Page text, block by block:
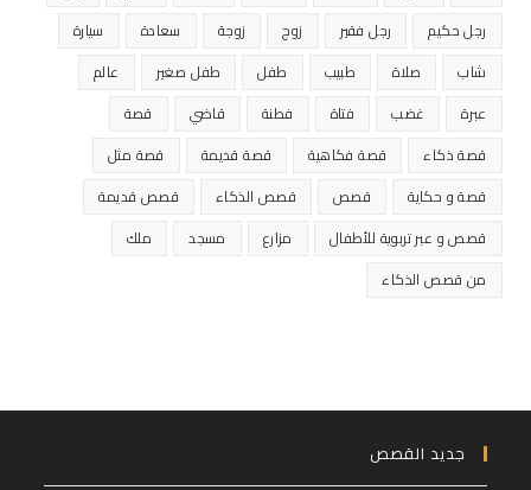
رجل حكيم
رجل فقير زوج زوجة سعادة
سيارة
شاب
صلاة طبيب طفل طفل صغير
عالم
عبرة
غضب فتاة فطنة قاضي
قصة
قصة ذكاء
قصة فكاهية قصة قديمة
قصة مثل
قصة و حكاية
قصص قصص الذكاء
قصص قديمة
قصص و عبر تربوية للأطفال
مزارع مسجد
ملك
من قصص الذكاء
جديد القصص